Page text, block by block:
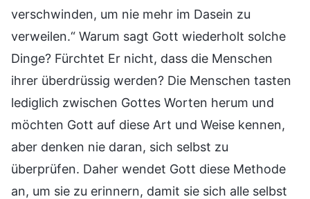
verschwinden, um nie mehr im Dasein zu
verweilen.“ Warum sagt Gott wiederholt solche
Dinge? Fürchtet Er nicht, dass die Menschen
ihrer überdrüssig werden? Die Menschen tasten
lediglich zwischen Gottes Worten herum und
möchten Gott auf diese Art und Weise kennen,
aber denken nie daran, sich selbst zu
überprüfen. Daher wendet Gott diese Methode
an, um sie zu erinnern, damit sie sich alle selbst